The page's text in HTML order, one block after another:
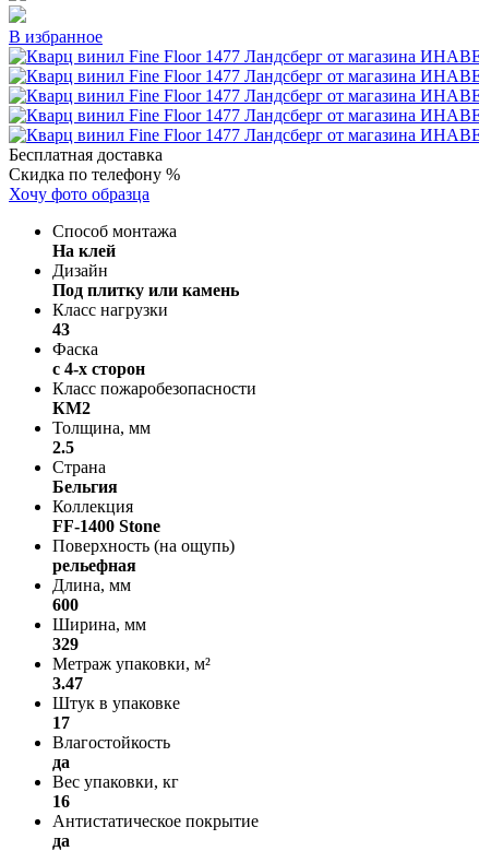
В избранное
Бесплатная доставка
Скидка по телефону %
Хочу фото образца
Способ монтажа
На клей
Дизайн
Под плитку или камень
Класс нагрузки
43
Фаска
с 4-х сторон
Класс пожаробезопасности
КМ2
Толщина, мм
2.5
Страна
Бельгия
Коллекция
FF-1400 Stone
Поверхность (на ощупь)
рельефная
Длина, мм
600
Ширина, мм
329
Метраж упаковки, м²
3.47
Штук в упаковке
17
Влагостойкость
да
Вес упаковки, кг
16
Антистатическое покрытие
да